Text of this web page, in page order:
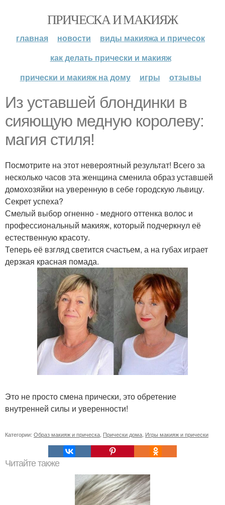
ПРИЧЕСКА И МАКИЯЖ
главная новости
виды макияжа и причесок
как делать прически и макияж
прически и макияж на дому
игры отзывы
Из уставшей блондинки в
сияющую медную королеву:
магия стиля!
Посмотрите на этот невероятный результат! Всего за
несколько часов эта женщина сменила образ уставшей
домохозяйки на уверенную в себе городскую львицу.
Секрет успеха?
Смелый выбор огненно - медного оттенка волос и
профессиональный макияж, который подчеркнул её
естественную красоту.
Теперь её взгляд светится счастьем, а на губах играет
дерзкая красная помада.
Это не просто смена прически, это обретение
внутренней силы и уверенности!
Категории: Образ макияж и прическа Прически дома Игры макияж и прически
Читайте также